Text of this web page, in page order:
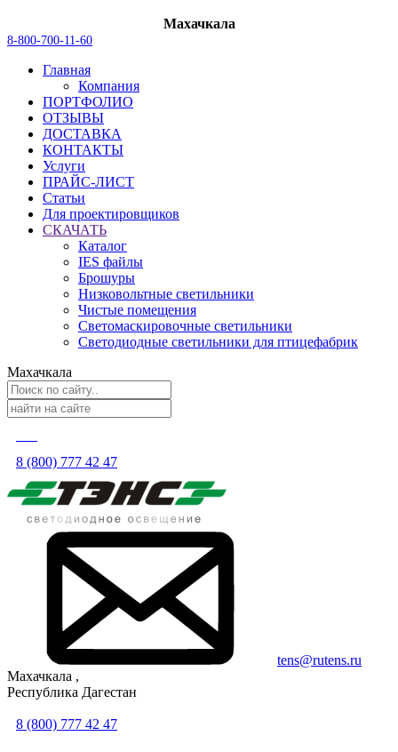
Махачкала
8-800-700-11-60
Главная
Компания
ПОРТФОЛИО
ОТЗЫВЫ
ДОСТАВКА
КОНТАКТЫ
Услуги
ПРАЙС-ЛИСТ
Статьи
Для проектировщиков
СКАЧАТЬ
Каталог
IES файлы
Брошуры
Низковольтные светильники
Чистые помещения
Светомаскировочные светильники
Светодиодные светильники для птицефабрик
Махачкала
8 (800) 777 42 47
tens@rutens.ru
Махачкала ,
Республика Дагестан
8 (800) 777 42 47